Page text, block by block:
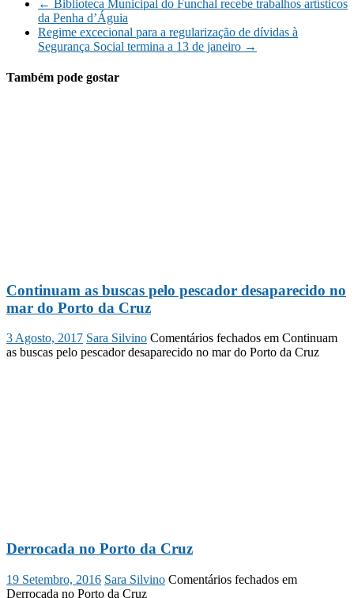
← Biblioteca Municipal do Funchal recebe trabalhos artísticos
da Penha d’Águia
Regime excecional para a regularização de dívidas à
Segurança Social termina a 13 de janeiro →
Também pode gostar
Continuam as buscas pelo pescador desaparecido no
mar do Porto da Cruz
3 Agosto, 2017 Sara Silvino Comentários fechados em Continuam
as buscas pelo pescador desaparecido no mar do Porto da Cruz
Derrocada no Porto da Cruz
19 Setembro, 2016 Sara Silvino Comentários fechados em
Derrocada no Porto da Cruz